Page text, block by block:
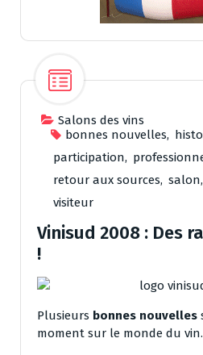
Salons des vins
bonnes nouvelles,
participation,
retour aux sources, salon,
visiteur
Vinisud 2008 : Des
!
Plusieurs bonnes nouvelles
moment sur le monde du vin.